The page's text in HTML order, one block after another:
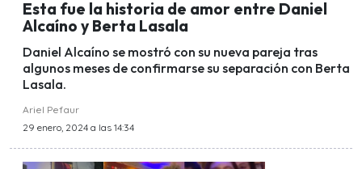
Esta fue la historia de amor entre Daniel
Alcaíno y Berta Lasala
Daniel Alcaíno se mostró con su nueva pareja tras
algunos meses de confirmarse su separación con Berta
Lasala.
Ariel Pefaur
29 enero, 2024 a las 14:34